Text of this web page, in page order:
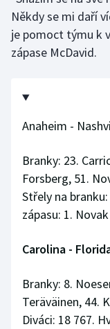
Někdy se mi daří
je pomoct týmu k
zápase McDavid.
Anaheim -
Branky: 23.
Forsberg, 51.
Střely na
zápasu: 1.
Carolina -
Branky: 8.
Teräväinen, 44.
Diváci: 18 767.